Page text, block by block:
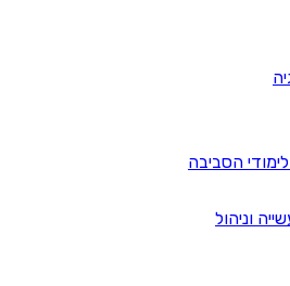
הסביבה
וניהול